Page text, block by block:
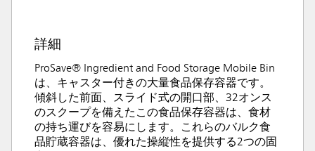
詳細
ProSave® Ingredient and Food Storage Mobile Bin
は、キャスター付きの大量食品保存容器です。
傾斜した前面、スライド式の開口部、32オンス
のスクープを備えたこの食品保存容器は、食材
の持ち運びを容易にします。これらのバルク食
品貯蔵容器は、優れた操縦性を提供する2つの固